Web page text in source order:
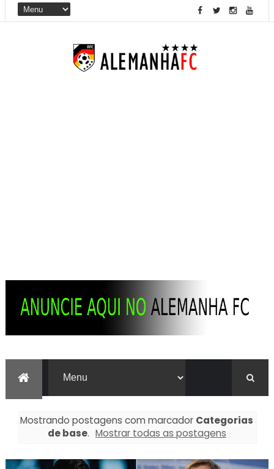
Mostrando postagens com marcador Categorias
de base. Mostrar todas as postagens